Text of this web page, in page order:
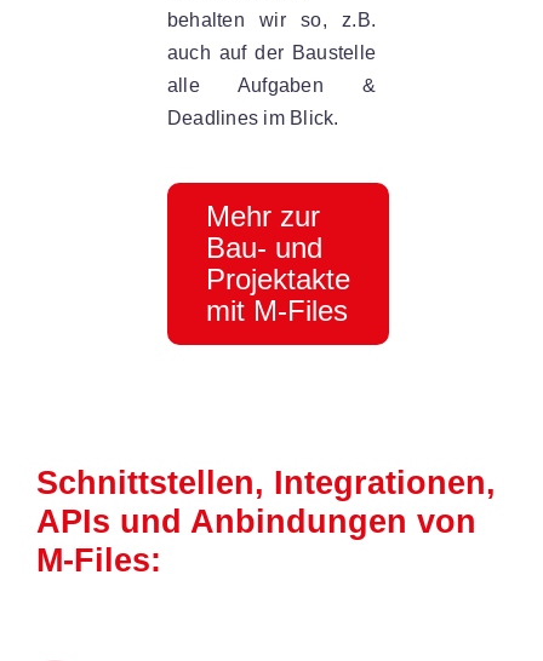
behalten wir so, z.B.
auch auf der Baustelle
alle Aufgaben &
Deadlines im Blick.
Mehr zur
Bau- und
Projektakte
mit M-Files
Schnittstellen, Integrationen,
APIs und Anbindungen von
M-Files: